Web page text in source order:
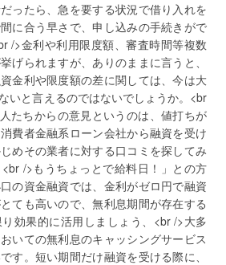
ったら、急を要する状況で借り入れを
に合う早さで、申し込みの手続きがで
/>金利や利用限度額、審査時間等複数
げられますが、ありのままに言うと、
金利や限度額の差に関しては、今は大
いと言えるのではないでしょうか。<br
たちからの意見というのは、値打ちが
費者金融系ローン会社から融資を受け
めその業者に対する口コミを探してみ
/>もうちょっとで給料日！」との方
の資金融資では、金利がゼロ円で融資
ても高いので、無利息期間が存在する
効果的に活用しましょう、<br />大多
いての無利息のキャッシングサービス
す。短い期間だけ融資を受ける際に、